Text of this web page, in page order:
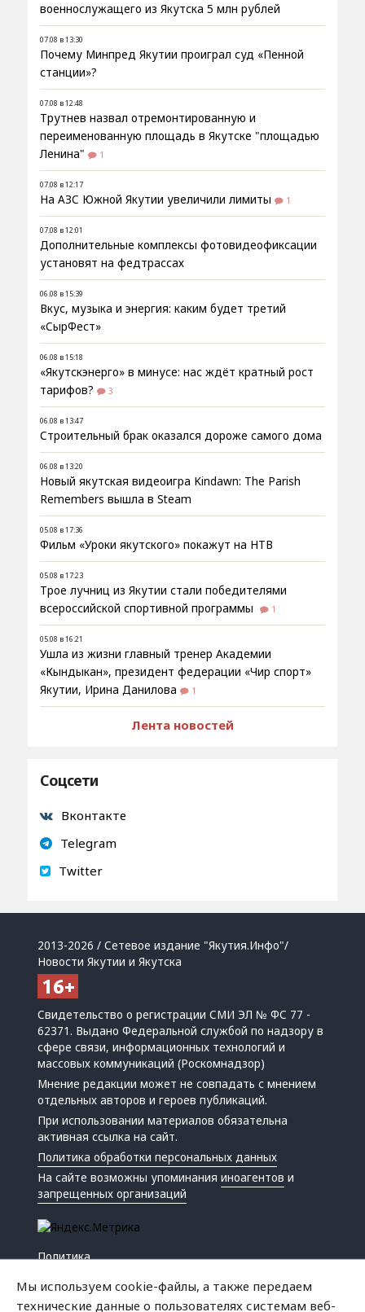
военнослужащего из Якутска 5 млн рублей
07.08 в 13:30
Почему Минпред Якутии проиграл суд «Пенной
станции»?
07.08 в 12:48
Трутнев назвал отремонтированную и
переименованную площадь в Якутске "площадью
Ленина"
1
07.08 в 12:17
На АЗС Южной Якутии увеличили лимиты 1
07.08 в 12:01
Дополнительные комплексы фотовидеофиксации
установят на федтрассах
06.08 в 15:39
Вкус, музыка и энергия: каким будет третий
«СырФест»
06.08 в 15:18
«Якутскэнерго» в минусе: нас ждёт кратный рост
тарифов?
3
06.08 в 13:47
Строительный брак оказался дороже самого дома
06.08 в 13:20
Новый якутская видеоигра Kindawn: The Parish
Remembers вышла в Steam
05.08 в 17:36
Фильм «Уроки якутского» покажут на НТВ
05.08 в 17:23
Трое лучниц из Якутии стали победителями
всероссийской спортивной программы
1
05.08 в 16:21
Ушла из жизни главный тренер Академии
«Кындыкан», президент федерации «Чир спорт»
Якутии, Ирина Данилова
1
Лента новостей
Соцсети
Вконтакте
Telegram
Twitter
2013-2026 / Сетевое издание "Якутия.Инфо"/
Новости Якутии и Якутска
Свидетельство о регистрации СМИ ЭЛ № ФС 77 -
62371. Выдано Федеральной службой по надзору в
сфере связи, информационных технологий и
массовых коммуникаций (Роскомнадзор)
Мнение редакции может не совпадать с мнением
отдельных авторов и героев публикаций.
При использовании материалов обязательна
активная ссылка на сайт.
Политика обработки персональных данных
На сайте возможны упоминанияиноагентов и
запрещенных организаций
Политика
Мы используем cookie-файлы, а также передаем
технические данные о пользователях системам веб-